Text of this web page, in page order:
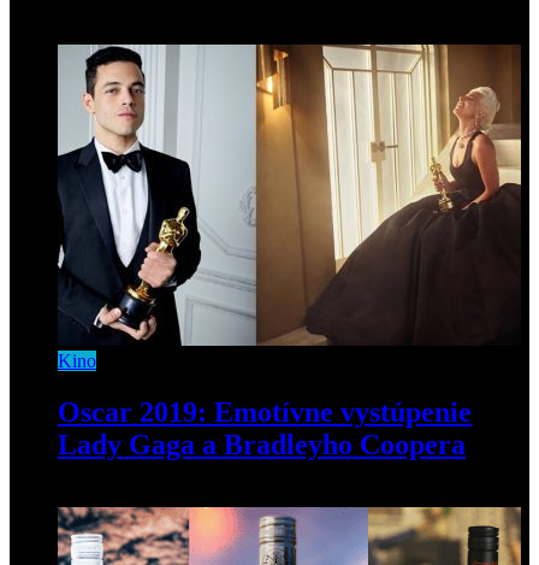
Kino
Oscar 2019: Emotívne vystúpenie
Lady Gaga a Bradleyho Coopera